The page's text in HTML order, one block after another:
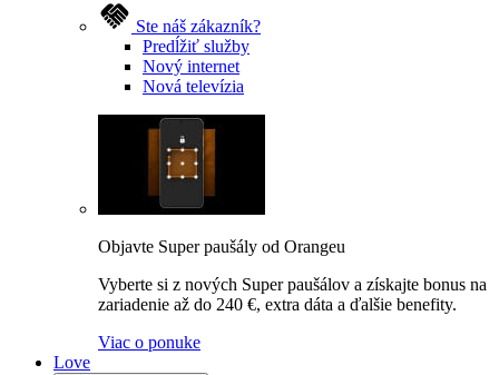
Ste náš zákazník?
Predĺžiť služby
Nový internet
Nová televízia
Objavte Super paušály od Orangeu
Vyberte si z nových Super paušálov a získajte bonus na
zariadenie až do 240 €, extra dáta a ďalšie benefity.
Viac o ponuke
Love